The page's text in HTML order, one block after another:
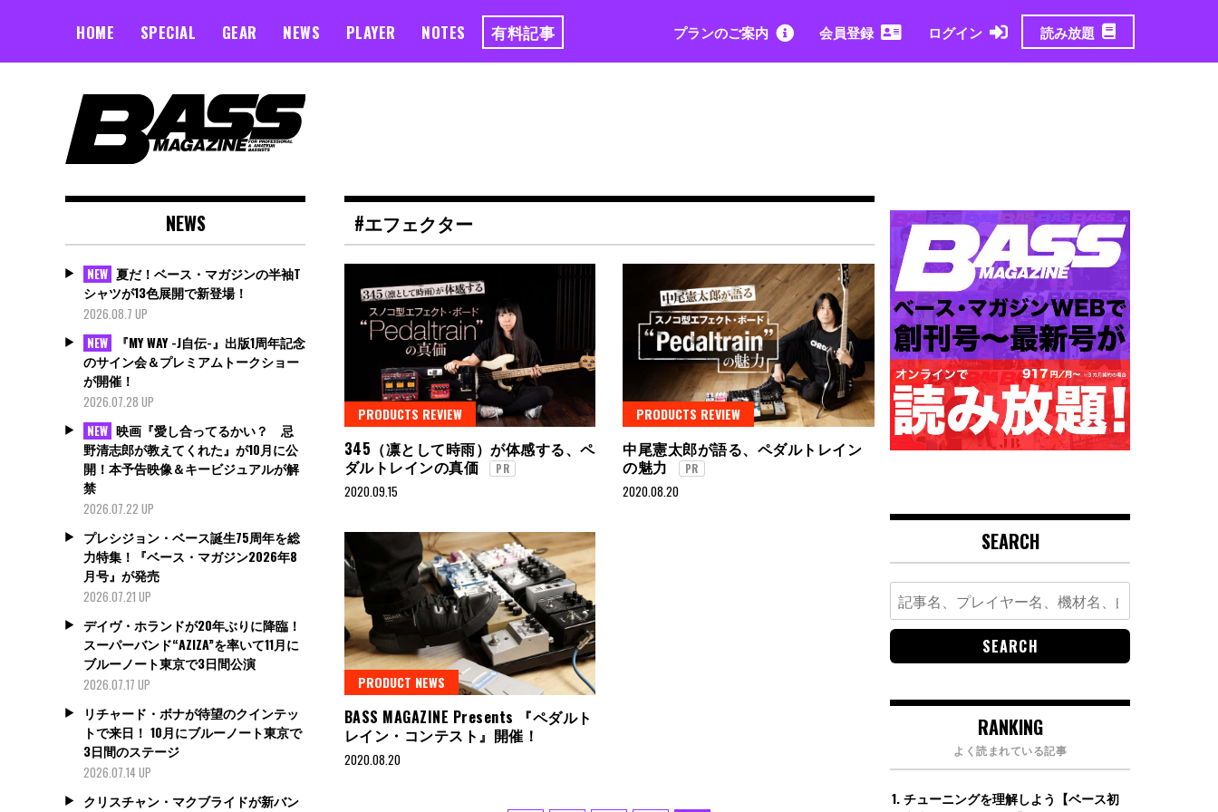
HOME SPECIAL GEAR NEWS PLAYER NOTES 有料記事 プランのご案内 会員登録 ログイン 読み放題
#エフェクター
PRODUCTS REVIEW
345（凛として時雨）が体感する、ペ
ダルトレインの真価
PR
2020.09.15
PRODUCTS REVIEW
中尾憲太郎が語る、ペダルトレイン
の魅力
PR
2020.08.20
PRODUCT NEWS
BASS MAGAZINE Presents 『ペダルト
レイン・コンテスト』開催！
2020.08.20
NEWS
NEW 夏だ！ベース・マガジンの半袖T
シャツが13色展開で新登場！
2026.08.7 UP
NEW
『MY WAY -J自伝-』出版1周年記念
のサイン会＆プレミアムトークショー
が開催！
2026.07.28 UP
NEW 映画『愛し合ってるかい？ 忌
野清志郎が教えてくれた』が10月に公
開！本予告映像＆キービジュアルが解
禁
2026.07.22 UP
プレシジョン・ベース誕生75周年を総
力特集！『ベース・マガジン2026年8
月号』が発売
2026.07.21 UP
デイヴ・ホランドが20年ぶりに降臨！
スーパーバンド“AZIZA”を率いて11月に
ブルーノート東京で3日間公演
2026.07.17 UP
リチャード・ボナが待望のクインテッ
トで来日！ 10月にブルーノート東京で
3日間のステージ
2026.07.14 UP
クリスチャン・マクブライドが新バン
SEARCH
Search
for:
RANKING
よく読まれている記事
チューニングを理解しよう【ベース初